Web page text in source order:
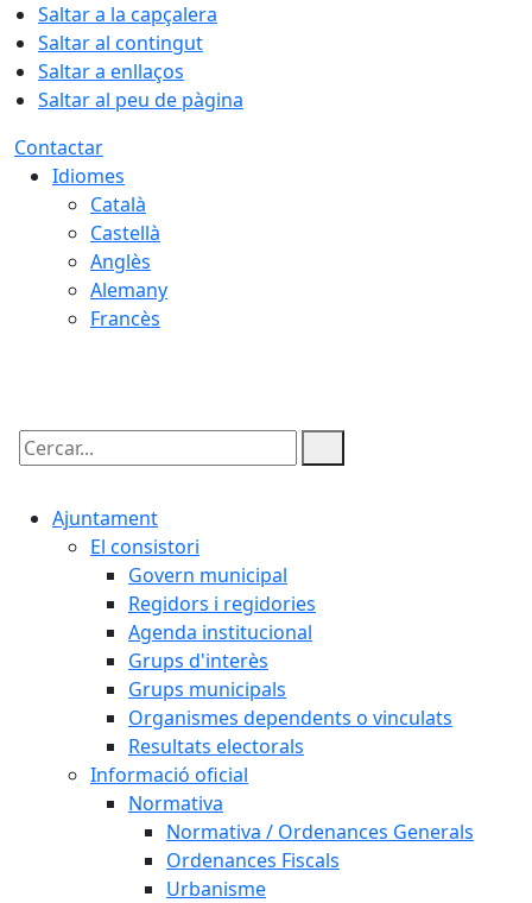
Saltar a la capçalera
Saltar al contingut
Saltar a enllaços
Saltar al peu de pàgina
Contactar
Idiomes
Català
Castellà
Anglès
Alemany
Francès
Cercar:
Ajuntament
El consistori
Govern municipal
Regidors i regidories
Agenda institucional
Grups d'interès
Grups municipals
Organismes dependents o vinculats
Resultats electorals
Informació oficial
Normativa
Normativa / Ordenances Generals
Ordenances Fiscals
Urbanisme